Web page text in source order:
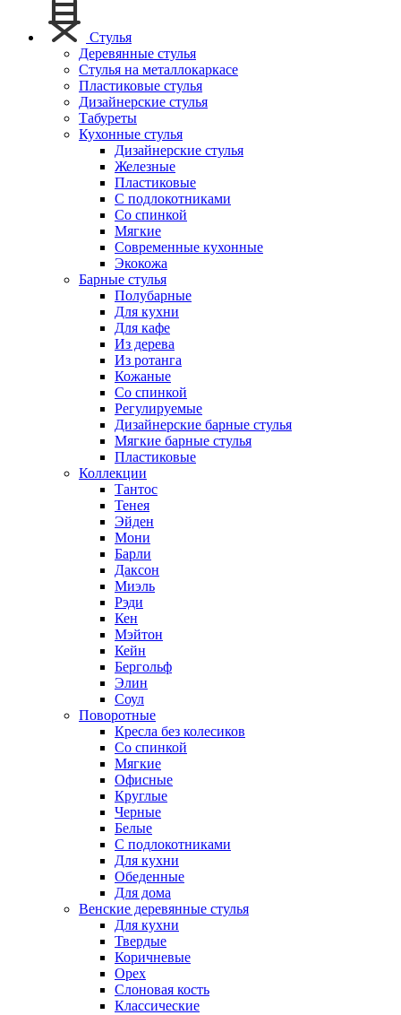
Стулья
Деревянные стулья
Стулья на металлокаркасе
Пластиковые стулья
Дизайнерские стулья
Табуреты
Кухонные стулья
Дизайнерские стулья
Железные
Пластиковые
С подлокотниками
Со спинкой
Мягкие
Современные кухонные
Экокожа
Барные стулья
Полубарные
Для кухни
Для кафе
Из дерева
Из ротанга
Кожаные
Со спинкой
Регулируемые
Дизайнерские барные стулья
Мягкие барные стулья
Пластиковые
Коллекции
Тантос
Тенея
Эйден
Мони
Барли
Даксон
Миэль
Рэди
Кен
Мэйтон
Кейн
Бергольф
Элин
Соул
Поворотные
Кресла без колесиков
Со спинкой
Мягкие
Офисные
Круглые
Черные
Белые
С подлокотниками
Для кухни
Обеденные
Для дома
Венские деревянные стулья
Для кухни
Твердые
Коричневые
Орех
Слоновая кость
Классические